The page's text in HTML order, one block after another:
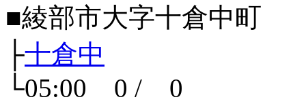
■綾部市大字十倉中町
├十倉中
└05:00 0 / 0